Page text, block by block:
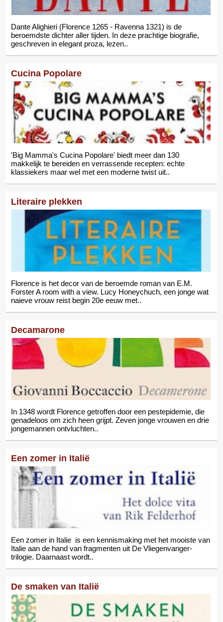
Dante Alighieri (Florence 1265 - Ravenna 1321) is de
beroemdste dichter aller tijden. In deze prachtige biografie,
geschreven in elegant proza, lezen..
Cucina Popolare
'Big Mamma's Cucina Popolare' biedt meer dan 130
makkelijk te bereiden en verrassende recepten: echte
klassiekers maar wel met een moderne twist uit..
Literaire plekken
Florence is het decor van de beroemde roman van E.M.
Forster A room with a view. Lucy Honeychuch, een jonge wat
naieve vrouw reist begin 20e eeuw met..
Decamarone
In 1348 wordt Florence getroffen door een pestepidemie, die
genadeloos om zich heen grijpt. Zeven jonge vrouwen en drie
jongemannen ontvluchten..
Een zomer in Italië
Een zomer in Italie is een kennismaking met het mooiste van
Italie aan de hand van fragmenten uit De Vliegenvanger-
trilogie. Daarnaast wordt..
De smaken van Italië